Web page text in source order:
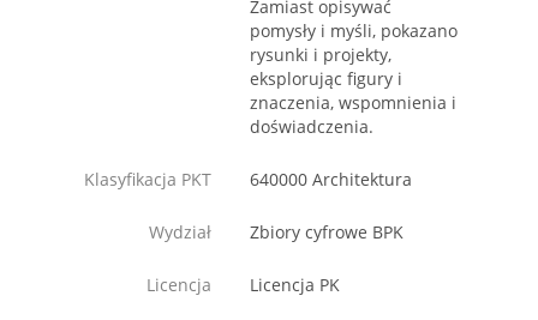
Zamiast opisywać
pomysły i myśli, pokazano
rysunki i projekty,
eksplorując figury i
znaczenia, wspomnienia i
doświadczenia.
Klasyfikacja PKT 640000 Architektura
Wydział Zbiory cyfrowe BPK
Licencja Licencja PK